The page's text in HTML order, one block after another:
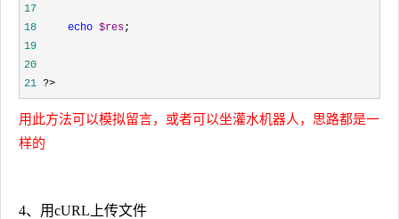
17
18
echo $res
19
20
21 ?>
用此方法可以模拟留言，或者可以坐灌水机器人，思路都是一
样的
4、用cURL上传文件